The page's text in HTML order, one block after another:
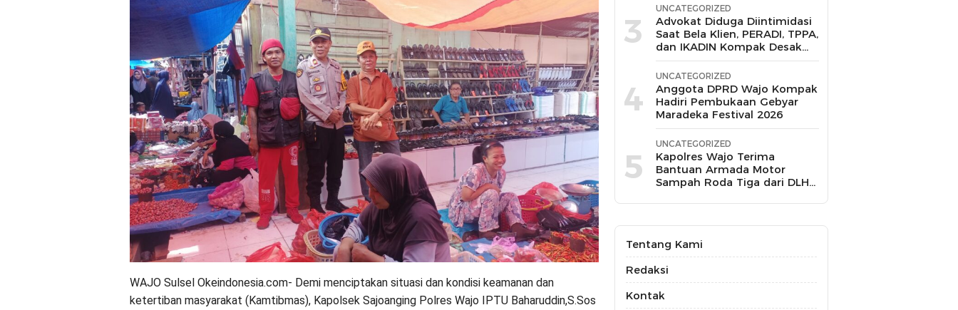
WAJO Sulsel Okeindonesia.com- Demi menciptakan situasi dan kondisi keamanan dan
ketertiban masyarakat (Kamtibmas), Kapolsek Sajoanging Polres Wajo IPTU Baharuddin,S.Sos
3
UNCATEGORIZED
Advokat Diduga Diintimidasi
Saat Bela Klien, PERADI, TPPA,
dan IKADIN Kompak Desak
Polda Riau Usut Tuntas
Dugaan Premanisme
4
UNCATEGORIZED
Anggota DPRD Wajo Kompak
Hadiri Pembukaan Gebyar
Maradeka Festival 2026
5
UNCATEGORIZED
Kapolres Wajo Terima
Bantuan Armada Motor
Sampah Roda Tiga dari DLH
Peduli Lingkungan
Tentang Kami
Redaksi
Kontak